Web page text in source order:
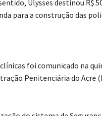
Ulysses destinou R$
para a construção das
foi comunicado na
Penitenciária do Acre